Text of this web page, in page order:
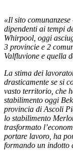
«Il sito comunanzese
dipendenti ai tempi
Whirpool, oggi
3 provincie e 2
Valfluvione e quella
La stima dei
drasticamente se si
vasto territorio, che
stabilimento oggi
provincia di Ascoli
lo stabilimento
trasformato
portare lavoro, ha
formando un indotto